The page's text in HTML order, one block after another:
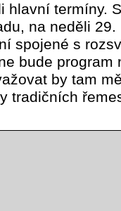
hlavní termíny.
na neděli
spojené s
bude program
by tam
tradičních